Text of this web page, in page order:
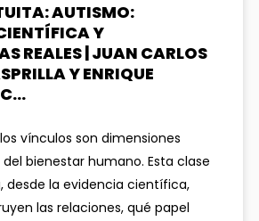
AUTISMO:
Y
REALES | JUAN CARLOS
Y ENRIQUE
vínculos son dimensiones
bienestar humano. Esta clase
desde la evidencia científica,
las relaciones, qué papel